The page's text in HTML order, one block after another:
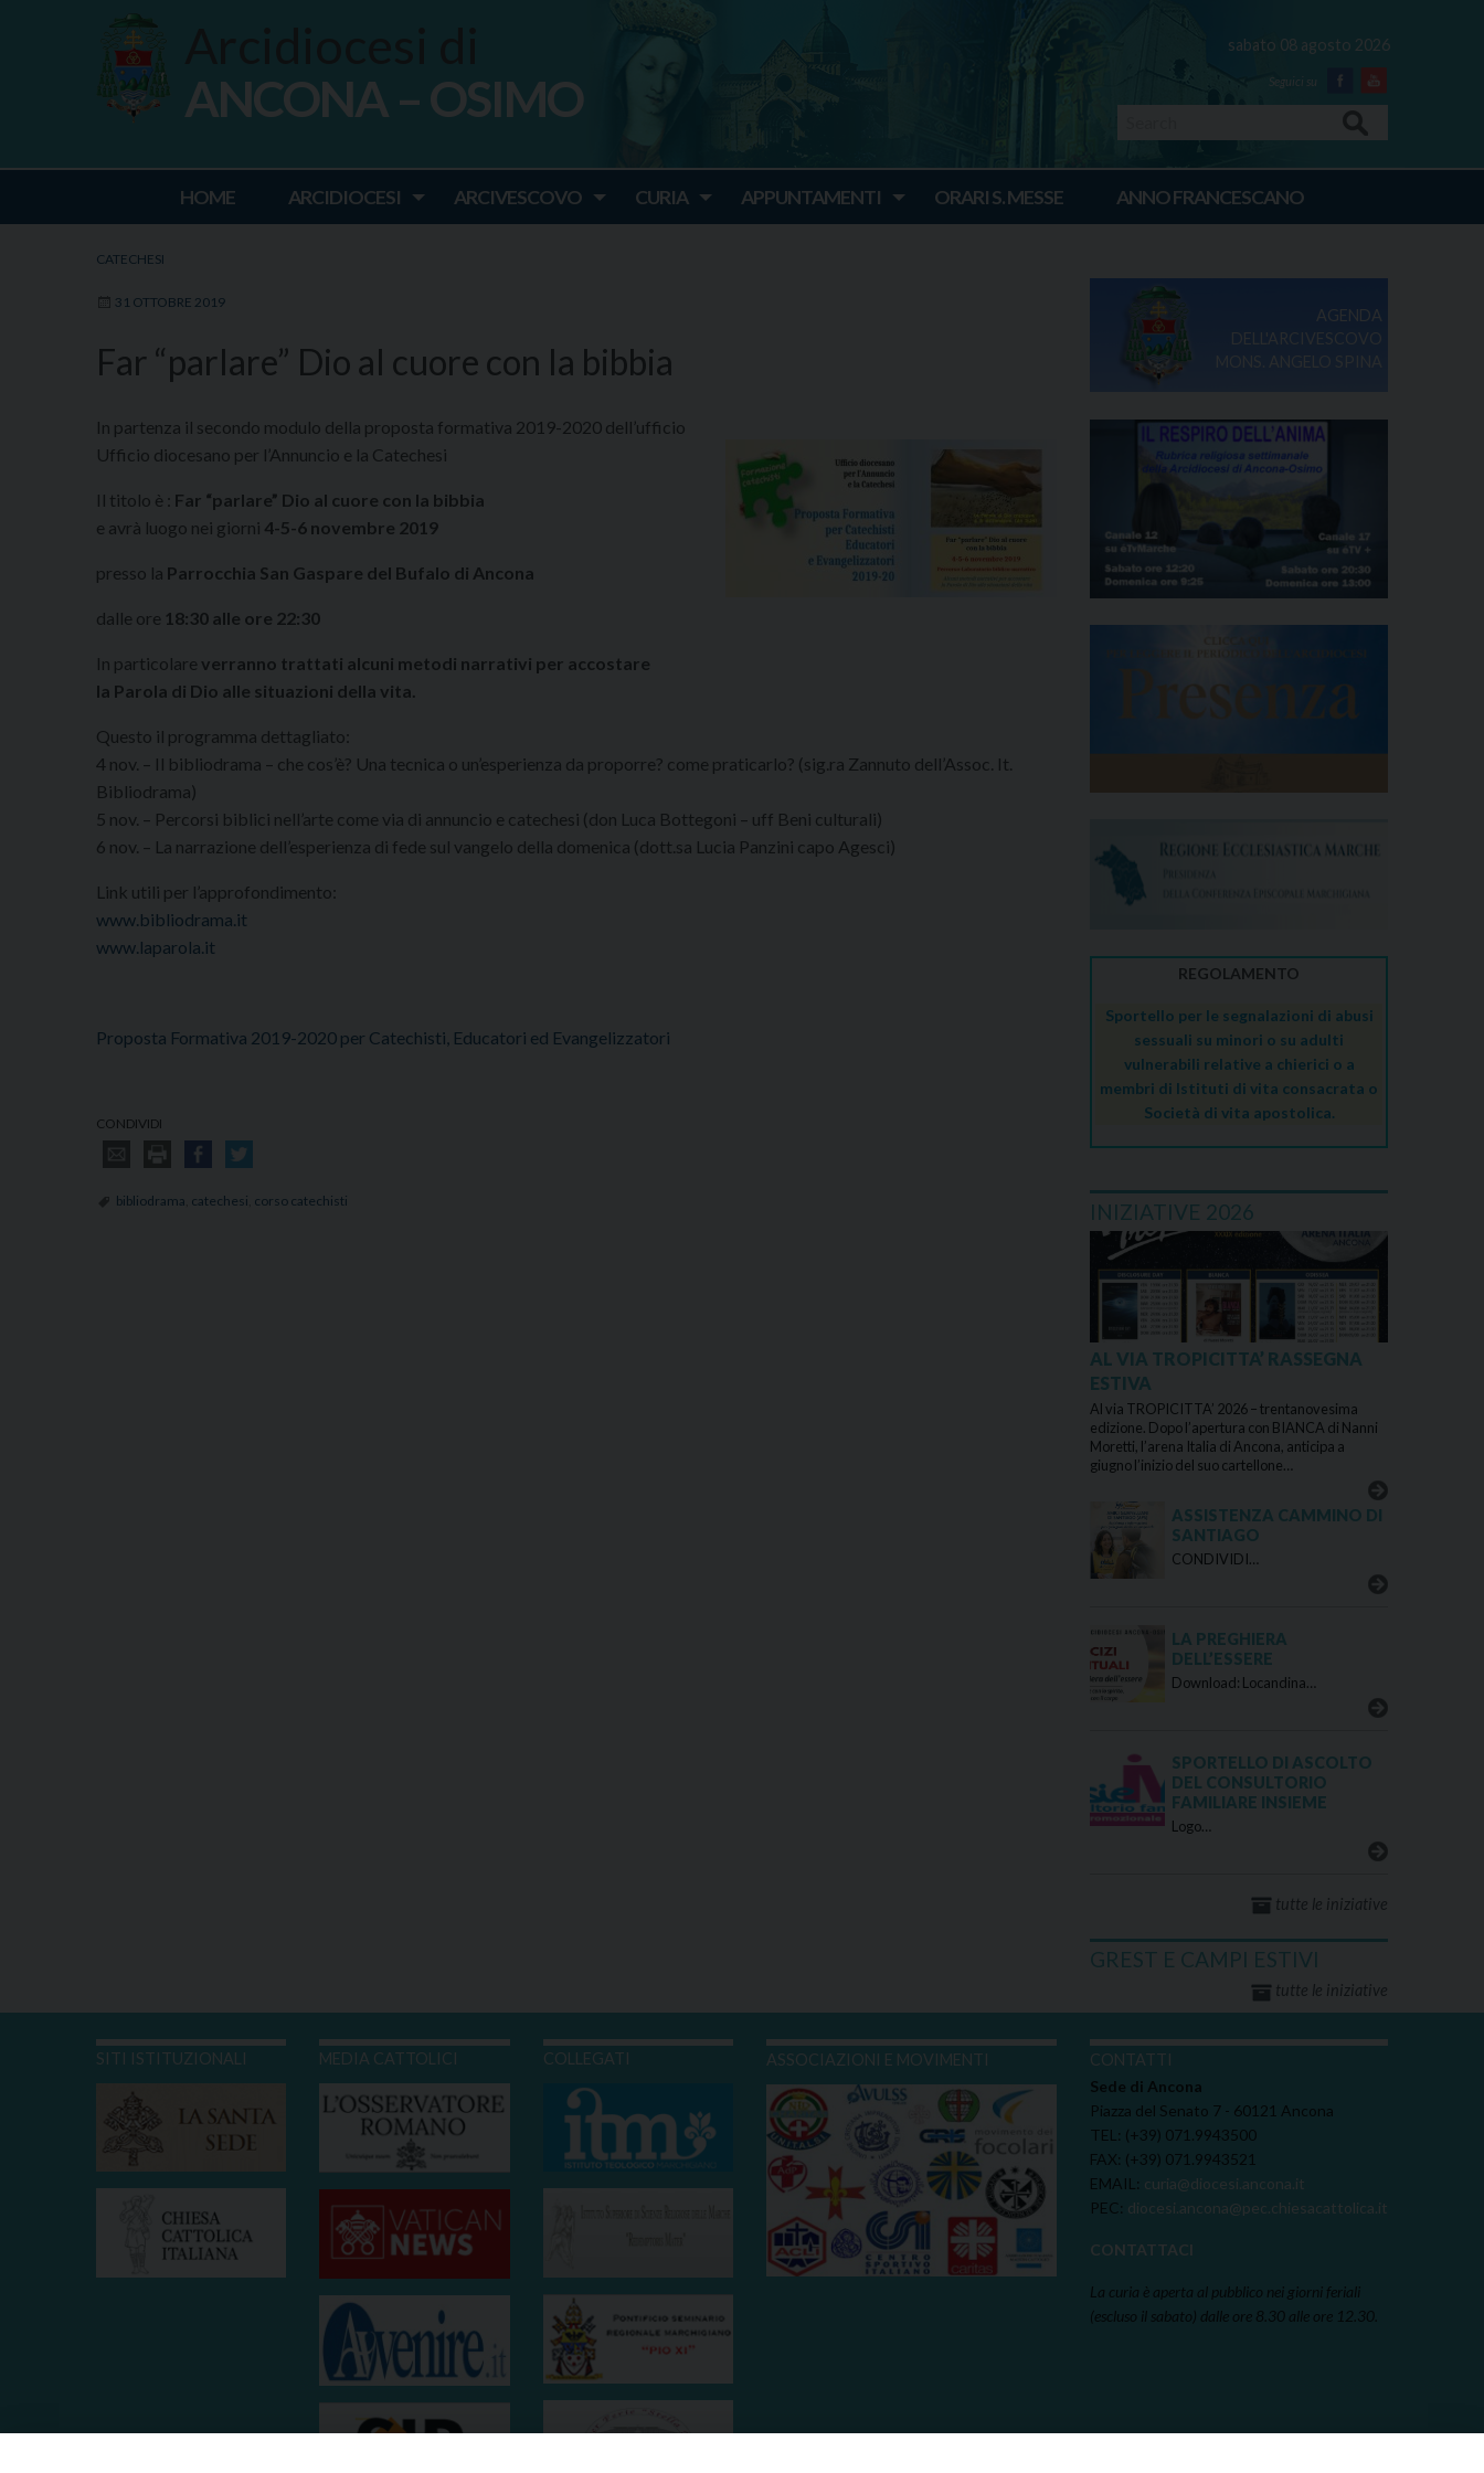
sabato 08 agosto 2026
Facebook
Youtube
Ancona Osimo
ANCONA – OSIMO
HOME ARCIDIOCESI ARCIVESCOVO CURIA APPUNTAMENTI ORARI S. MESSE ANNO FRANCESCANO
CATECHESI
31 OTTOBRE 2019
Far “parlare” Dio al cuore con la bibbia
In partenza il secondo modulo della proposta formativa 2019-2020 dell’ufficio
Ufficio diocesano per l’Annuncio e la Catechesi
Il titolo è : Far “parlare” Dio al cuore con la bibbia
e avrà luogo nei giorni 4-5-6 novembre 2019
presso la Parrocchia San Gaspare del Bufalo di Ancona
dalle ore 18:30 alle ore 22:30
In particolare verranno trattati alcuni metodi narrativi per accostare
la Parola di Dio alle situazioni della vita.
Questo il programma dettagliato:
4 nov. – Il bibliodrama – che cos’è? Una tecnica o un’esperienza da proporre? come praticarlo? (sig.ra Zannuto dell’Assoc. It.
Bibliodrama)
5 nov. – Percorsi biblici nell’arte come via di annuncio e catechesi (don Luca Bottegoni – uff Beni culturali)
6 nov. – La narrazione dell’esperienza di fede sul vangelo della domenica (dott.sa Lucia Panzini capo Agesci)
Link utili per l’approfondimento:
www.bibliodrama.it
www.laparola.it
Proposta Formativa 2019-2020 per Catechisti, Educatori ed Evangelizzatori
CONDIVIDI
bibliodrama catechesi corso catechisti
AGENDA
DELL'ARCIVESCOVO
REGOLAMENTO
Sportello per le segnalazioni di abusi
sessuali su minori o su adulti
vulnerabili relative a chierici o a
membri di Istituti di vita consacrata o
Società di vita apostolica.
INIZIATIVE 2026
AL VIA TROPICITTA’ RASSEGNA
ESTIVA
Al via TROPICITTA’ 2026 – trentanovesima
edizione. Dopo l’apertura con BIANCA di Nanni
Moretti, l’arena Italia di Ancona, anticipa a
giugno l’inizio del suo cartellone…
ASSISTENZA CAMMINO DI
SANTIAGO
CONDIVIDI…
LA PREGHIERA
DELL’ESSERE
Download: Locandina…
SPORTELLO DI ASCOLTO
DEL CONSULTORIO
FAMILIARE INSIEME
Logo…
tutte le iniziative
GREST E CAMPI ESTIVI
tutte le iniziative
SITI ISTITUZIONALI MEDIA CATTOLICI COLLEGATI ASSOCIAZIONI E MOVIMENTI
CONTATTI
Sede di Ancona
Piazza del Senato 7 - 60121 Ancona
TEL: (+39) 071.9943500
FAX: (+39) 071.9943521
EMAIL: curia@diocesi.ancona.it
PEC: diocesi.ancona@pec.chiesacattolica.it
CONTATTACI
La curia è aperta al pubblico nei giorni feriali
(escluso il sabato) dalle ore 8.30 alle ore 12.30.